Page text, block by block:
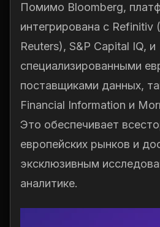
Помимо Bloomberg,
интегрирована с
Reuters), S&P Capital IQ, и
специализированными
поставщиками данных,
Financial Information и
Это обеспечивает
европейских рынков и
эксклюзивным
аналитике.